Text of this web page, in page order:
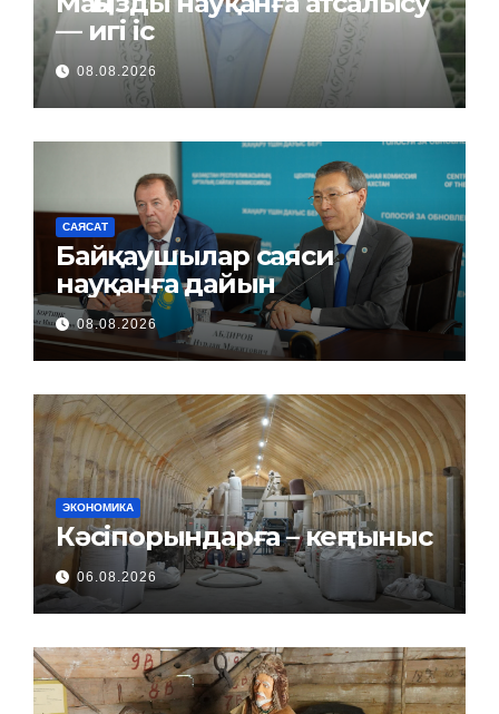
— игі іс
08.08.2026
САЯСАТ
Байқаушылар саяси
науқанға дайын
08.08.2026
ЭКОНОМИКА
Кәсіпорындарға – кең тыныс
06.08.2026